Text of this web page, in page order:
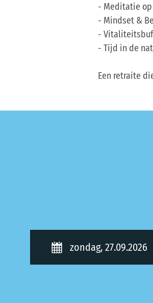
- Meditatie
- Mindset &
-
- Tijd in de
Een retraite
zondag, 27.09.2026